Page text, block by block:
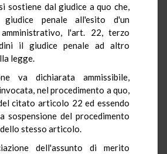
sostiene dal giudice a quo che,
penale all'esito d'un
amministrativo, l'art. 22, terzo
il giudice penale ad altro
legge.
va dichiarata ammissibile,
nel procedimento a quo,
citato articolo 22 ed essendo
sospensione del procedimento
stesso articolo.
dell'assunto di merito